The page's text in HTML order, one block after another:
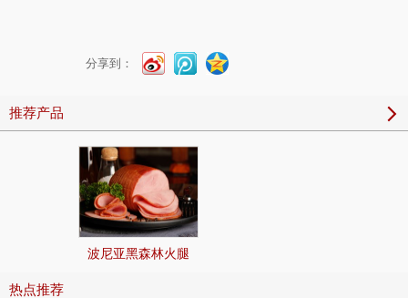
分享到：
推荐产品
波尼亚黑森林火腿
热点推荐